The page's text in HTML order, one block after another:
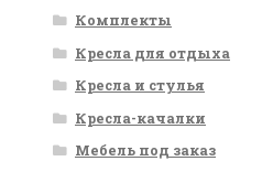
Комплекты
Кресла для отдыха
Кресла и стулья
Кресла-качалки
Мебель под заказ